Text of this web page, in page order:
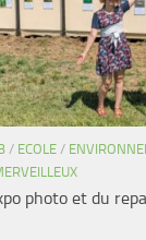
/ ECOLE /
photo et du